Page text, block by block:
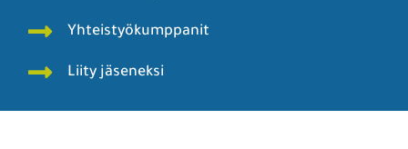
Yhteistyökumppanit
Liity jäseneksi